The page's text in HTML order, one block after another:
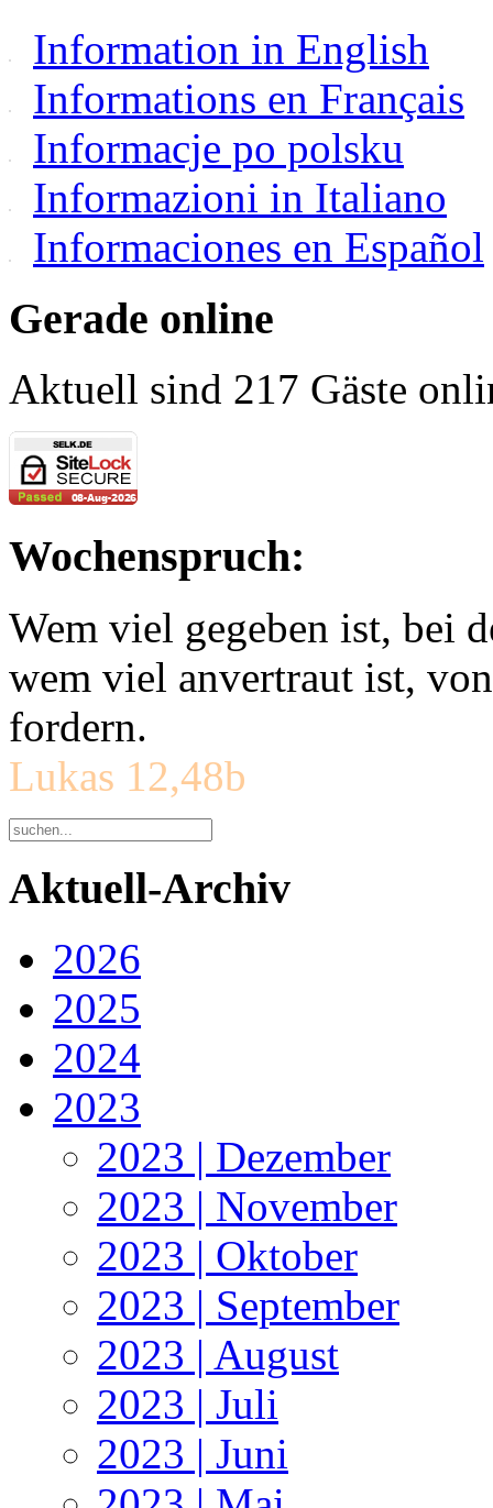
Information in English
Informations en Français
Informacje po polsku
Informazioni in Italiano
Informaciones en Español
Gerade online
Aktuell sind 217 Gäste
Wochenspruch:
Wem viel gegeben ist, bei
wem viel anvertraut ist,
fordern.
Lukas 12,48b
Aktuell-Archiv
2026
2025
2024
2023
2023 | Dezember
2023 | November
2023 | Oktober
2023 | September
2023 | August
2023 | Juli
2023 | Juni